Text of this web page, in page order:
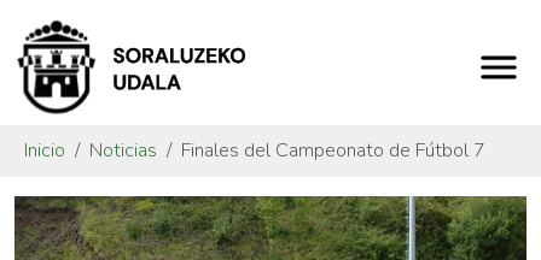
Inicio Noticias Finales del Campeonato de Fútbol 7